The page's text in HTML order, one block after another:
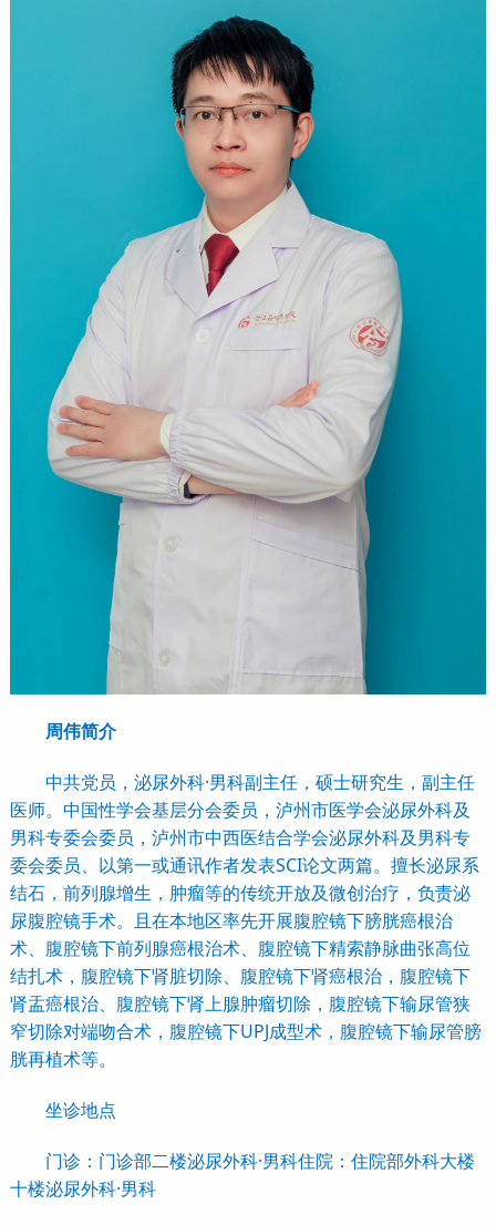
周伟简介
中共党员，泌尿外科·男科副主任，硕士研究生，副主任
医师。中国性学会基层分会委员，泸州市医学会泌尿外科及
男科专委会委员，泸州市中西医结合学会泌尿外科及男科专
委会委员、以第一或通讯作者发表SCI论文两篇。擅长泌尿系
结石，前列腺增生，肿瘤等的传统开放及微创治疗，负责泌
尿腹腔镜手术。且在本地区率先开展腹腔镜下膀胱癌根治
术、腹腔镜下前列腺癌根治术、腹腔镜下精索静脉曲张高位
结扎术，腹腔镜下肾脏切除、腹腔镜下肾癌根治，腹腔镜下
肾盂癌根治、腹腔镜下肾上腺肿瘤切除，腹腔镜下输尿管狭
窄切除对端吻合术，腹腔镜下UPJ成型术，腹腔镜下输尿管膀
胱再植术等。
坐诊地点
门诊：门诊部二楼泌尿外科·男科住院：住院部外科大楼
十楼泌尿外科·男科